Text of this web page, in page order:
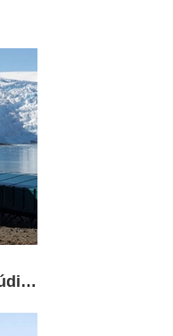
Ferraz Antarctic 南极科考站 / Estúdio 41